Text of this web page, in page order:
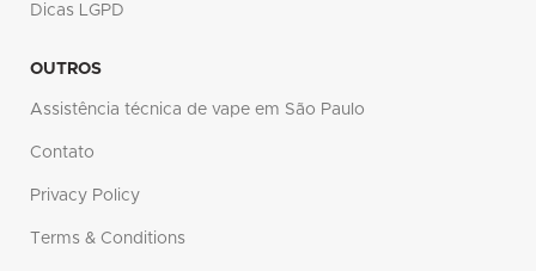
Dicas LGPD
OUTROS
Assistência técnica de vape em São Paulo
Contato
Privacy Policy
Terms & Conditions